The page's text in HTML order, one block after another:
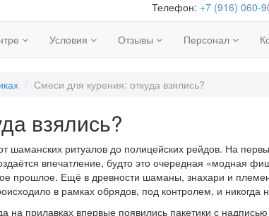
Телефон: +7 (916) 060-
Условия Отзывы Персонал
Смеси для курения: откуда взялись?
взялись?
шаманских ритуалов до полицейских рейдов. На
впечатление, будто это очередная «модная
прошлое. Ещё в древности шаманы, знахари и
в рамках обрядов, под контролем, и
на прилавках впервые появились пакетики с